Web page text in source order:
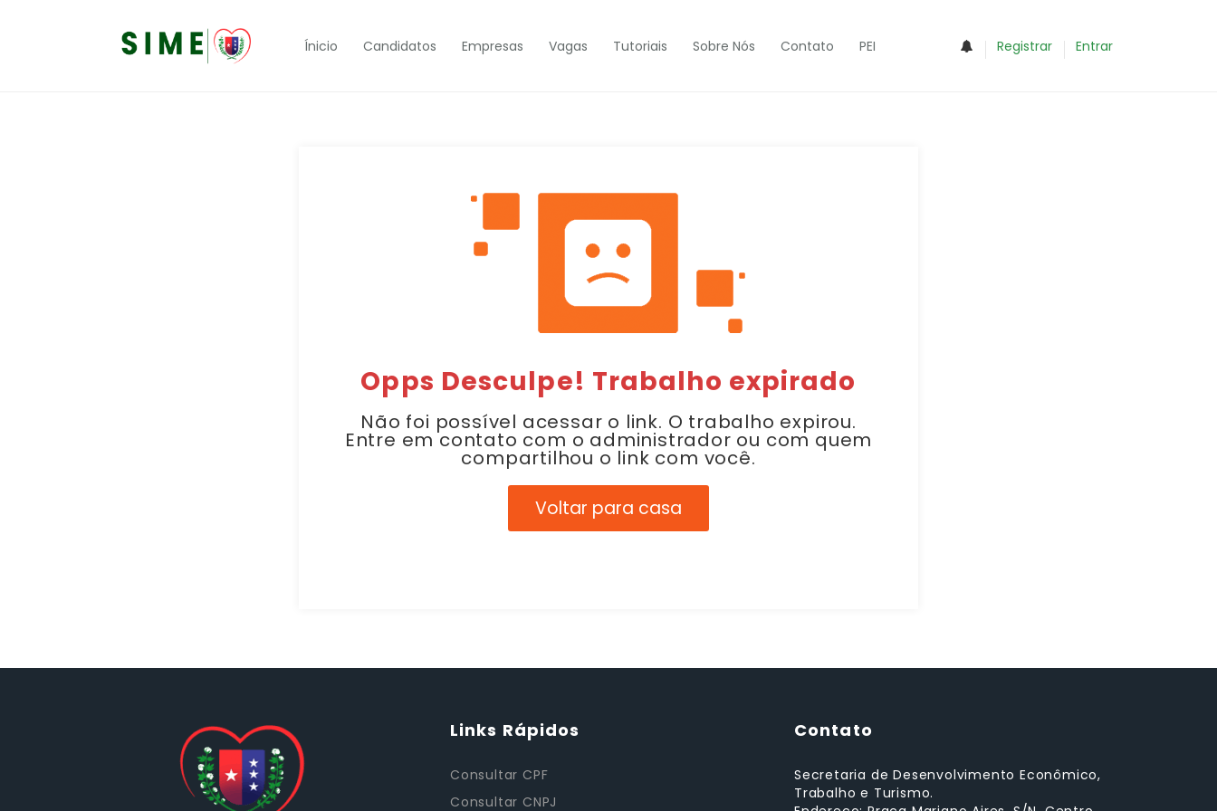
Ínicio Candidatos Empresas Vagas Tutoriais Sobre Nós Contato PEI Registrar Entrar
Opps Desculpe! Trabalho expirado
Não foi possível acessar o link. O trabalho expirou.
Entre em contato com o administrador ou com quem
compartilhou o link com você.
Voltar para casa
Links Rápidos
Consultar CPF
Consultar CNPJ
Contato
Secretaria de Desenvolvimento Econômico,
Trabalho e Turismo.